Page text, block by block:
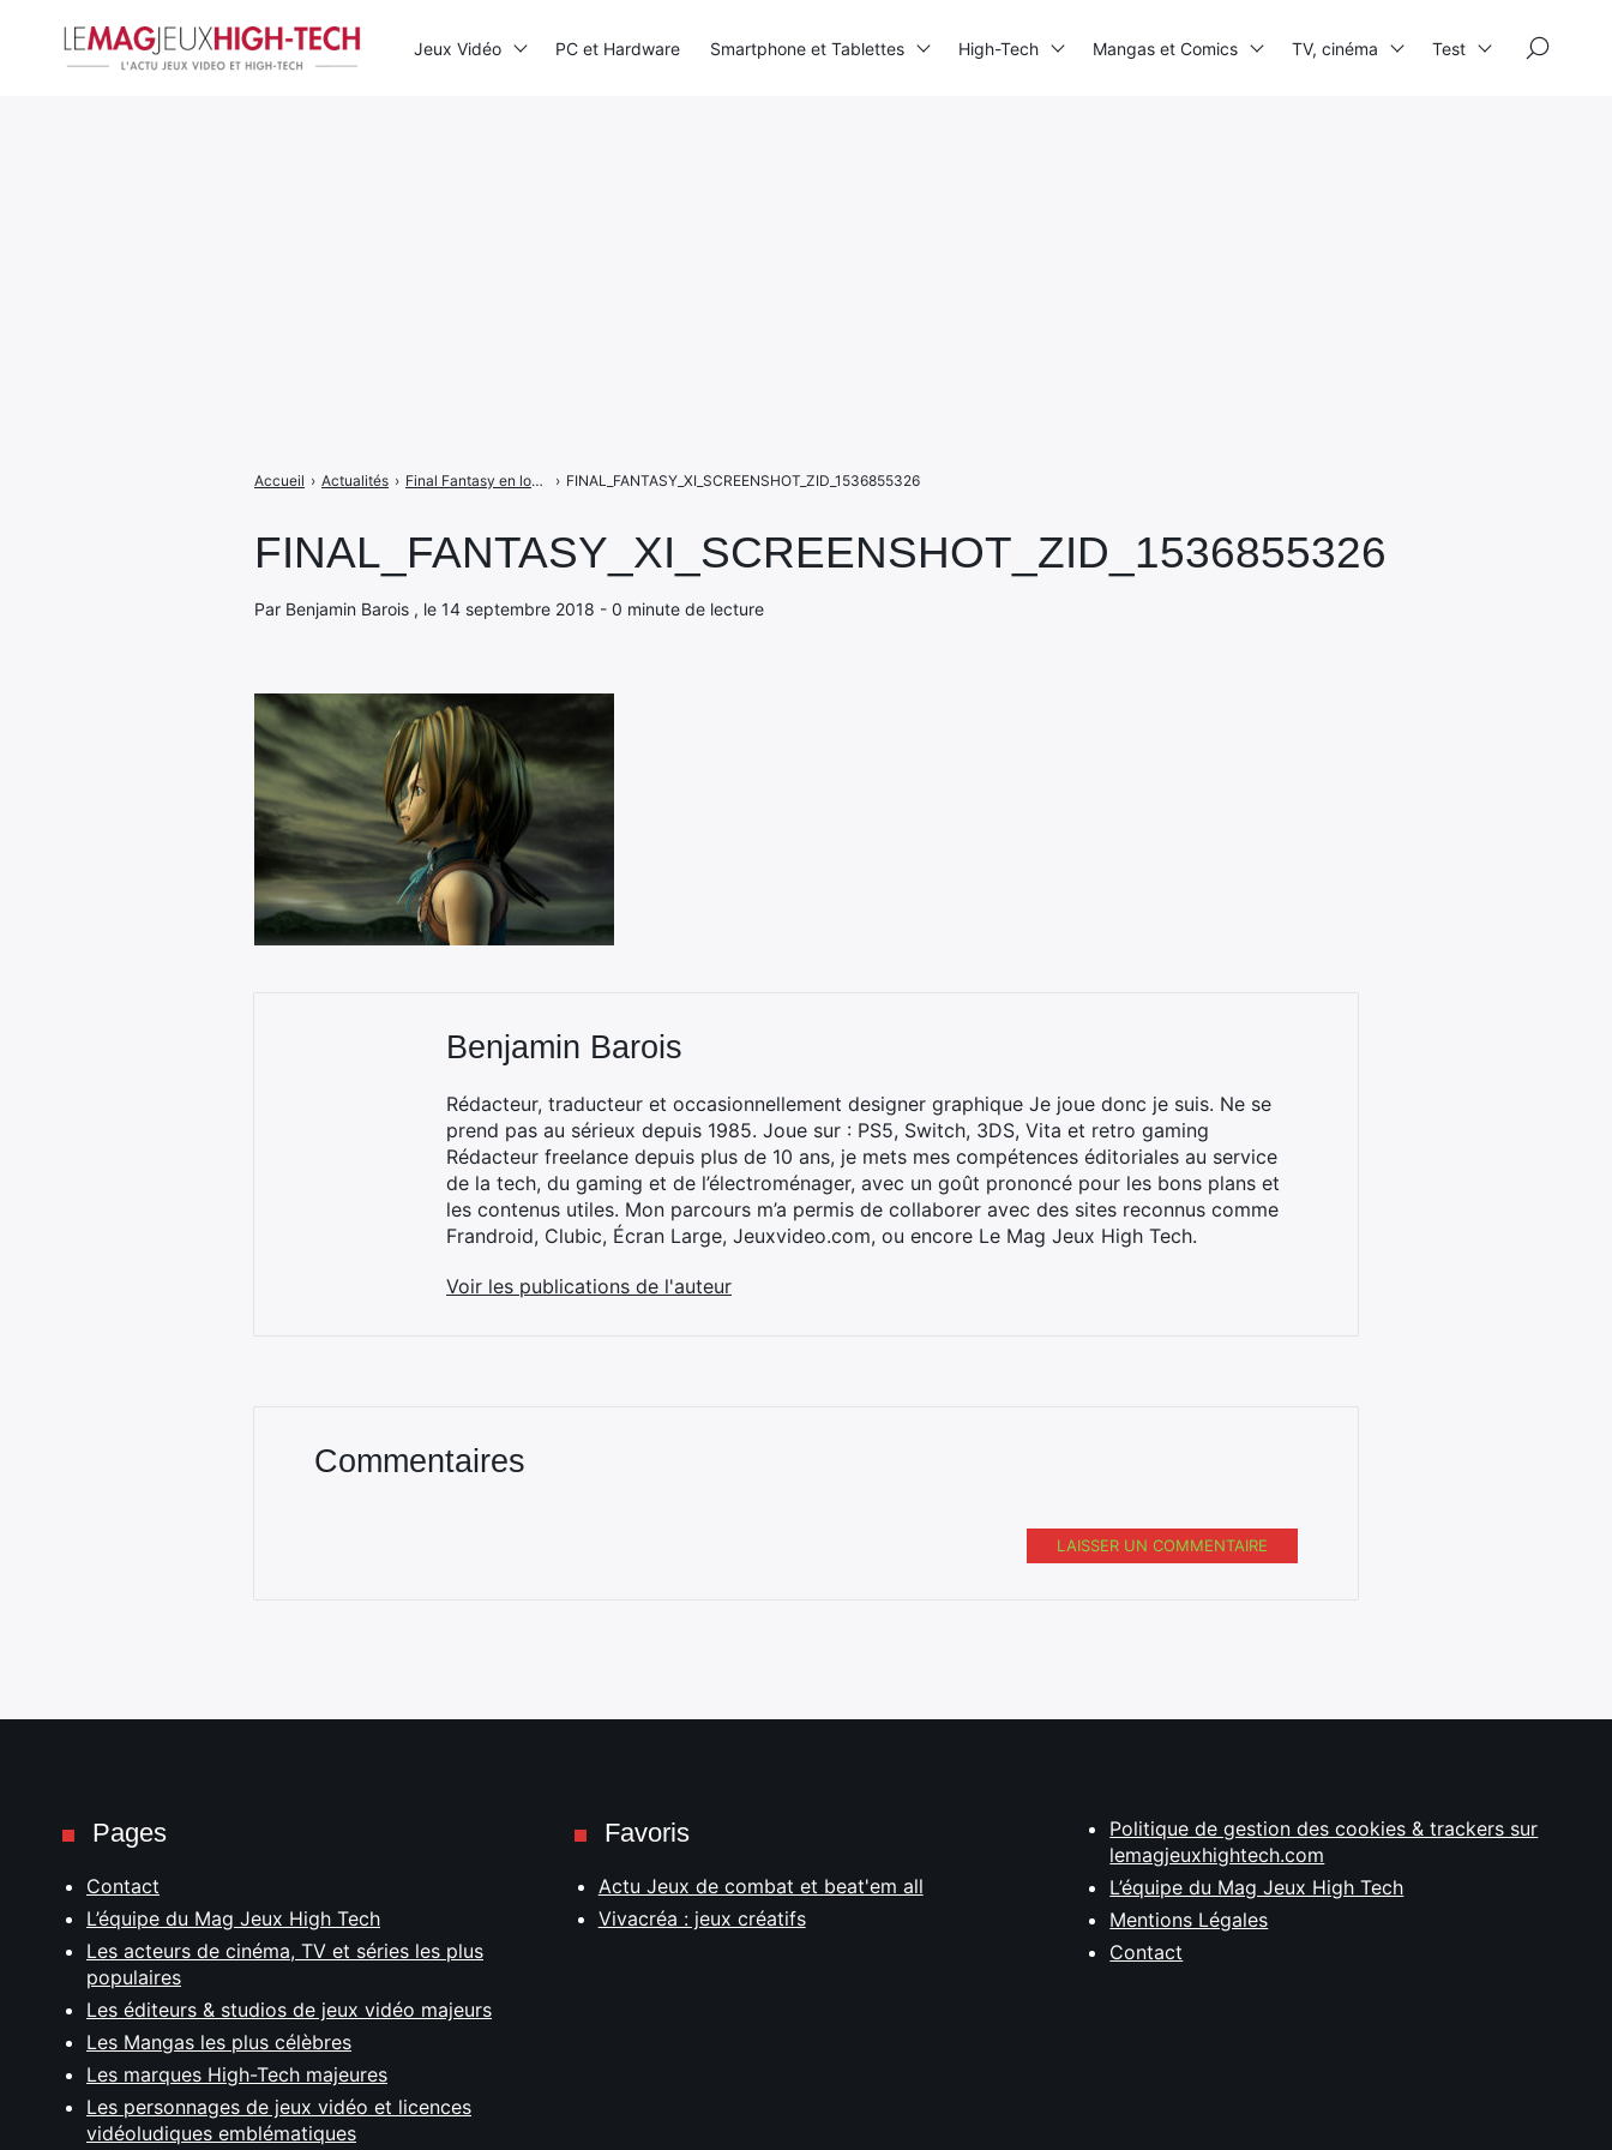
FINAL_FANTASY_XI_SCREENSHOT_ZID_1536855326
Par Benjamin Barois , le 14 septembre 2018 - 0 minute de lecture
Accueil › Actualités › Final Fantasy en long en large et en travers › FINAL_FANTASY_XI_SCREENSHOT_ZID_1536855326
Benjamin Barois
Rédacteur, traducteur et occasionnellement designer graphique Je joue donc je suis. Ne se
prend pas au sérieux depuis 1985. Joue sur : PS5, Switch, 3DS, Vita et retro gaming
Rédacteur freelance depuis plus de 10 ans, je mets mes compétences éditoriales au service
de la tech, du gaming et de l’électroménager, avec un goût prononcé pour les bons plans et
les contenus utiles. Mon parcours m’a permis de collaborer avec des sites reconnus comme
Frandroid, Clubic, Écran Large, Jeuxvideo.com, ou encore Le Mag Jeux High Tech.
Voir les publications de l'auteur
Commentaires
LAISSER UN COMMENTAIRE
Jeux Vidéo PC et Hardware Smartphone et Tablettes High-Tech Mangas et Comics TV, cinéma Test
Pages
Contact
L’équipe du Mag Jeux High Tech
Les acteurs de cinéma, TV et séries les plus
populaires
Les éditeurs & studios de jeux vidéo majeurs
Les Mangas les plus célèbres
Les marques High-Tech majeures
Les personnages de jeux vidéo et licences
vidéoludiques emblématiques
Favoris
Actu Jeux de combat et beat'em all
Vivacréa : jeux créatifs
Politique de gestion des cookies & trackers sur
lemagjeuxhightech.com
L’équipe du Mag Jeux High Tech
Mentions Légales
Contact